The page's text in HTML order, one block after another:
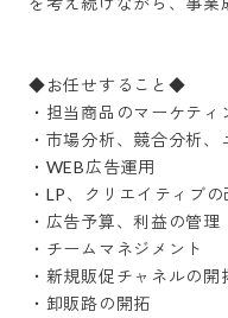
◆お任せすること◆
・担当商品のマーケティ
・市場分析、競合分析、
・WEB広告運用
・LP、クリエイティブの
・広告予算、利益の管理
・チームマネジメント
・新規販促チャネルの開
・卸販路の開拓